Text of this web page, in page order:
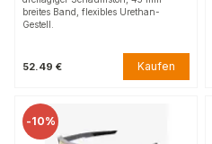
breites Band, flexibles Urethan-
Gestell.
52.49 € Kaufen
-10%